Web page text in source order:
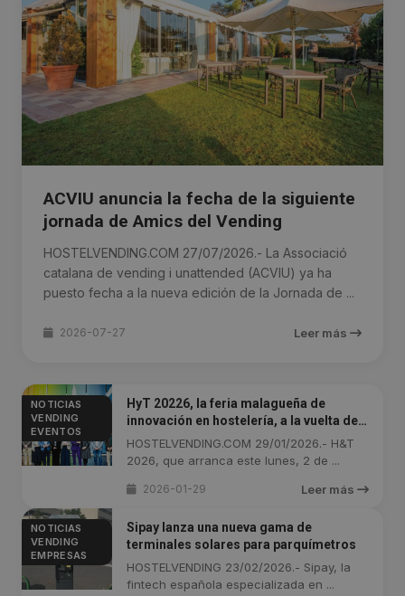
ACVIU anuncia la fecha de la siguiente
jornada de Amics del Vending
HOSTELVENDING.COM 27/07/2026.- La Associació
catalana de vending i unattended (ACVIU) ya ha
puesto fecha a la nueva edición de la Jornada de ...
2026-07-27 Leer más
NOTICIAS
VENDING
EVENTOS
HyT 20226, la feria malagueña de
innovación en hostelería, a la vuelta de
la esquina
HOSTELVENDING.COM 29/01/2026.- H&T
2026, que arranca este lunes, 2 de ...
2026-01-29 Leer más
NOTICIAS
VENDING
EMPRESAS
Sipay lanza una nueva gama de
terminales solares para parquímetros
HOSTELVENDING 23/02/2026.- Sipay, la
fintech española especializada en ...